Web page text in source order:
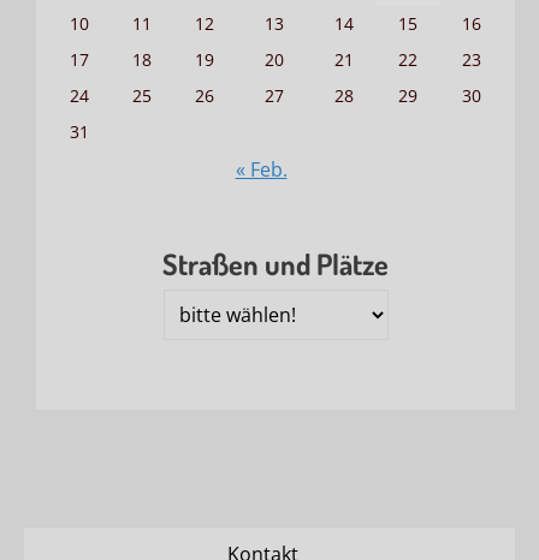
10
11 12 13 14 15
16
17
18 19 20 21 22
23
24
25 26 27 28 29
30
31
« Feb.
Straßen und Plätze
Straßen
Kontakt